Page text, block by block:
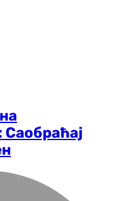
Саобраћај